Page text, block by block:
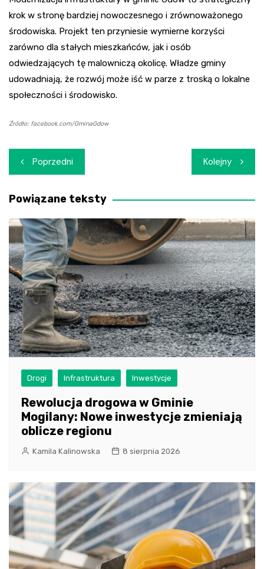
krok w stronę bardziej nowoczesnego i zrównoważonego
środowiska. Projekt ten przyniesie wymierne korzyści
zarówno dla stałych mieszkańców, jak i osób
odwiedzających tę malowniczą okolicę. Władze gminy
udowadniają, że rozwój może iść w parze z troską o lokalne
społeczności i środowisko.
Źródło: facebook.com/GminaGdow
Nawigacja
wpisu
Poprzedni Kolejny
Powiązane teksty
Drogi Infrastruktura Inwestycje
Rewolucja drogowa w Gminie
Mogilany: Nowe inwestycje zmieniają
oblicze regionu
Kamila Kalinowska 8 sierpnia 2026